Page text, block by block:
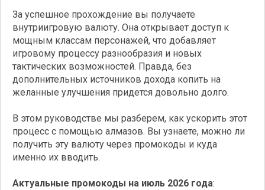
За успешное прохождение вы получаете
внутриигровую валюту. Она открывает доступ к
мощным классам персонажей, что добавляет
игровому процессу разнообразия и новых
тактических возможностей. Правда, без
дополнительных источников дохода копить на
желанные улучшения придется довольно долго.
В этом руководстве мы разберем, как ускорить этот
процесс с помощью алмазов. Вы узнаете, можно ли
получить эту валюту через промокоды и куда
именно их вводить.
Актуальные промокоды на июль 2026 года: